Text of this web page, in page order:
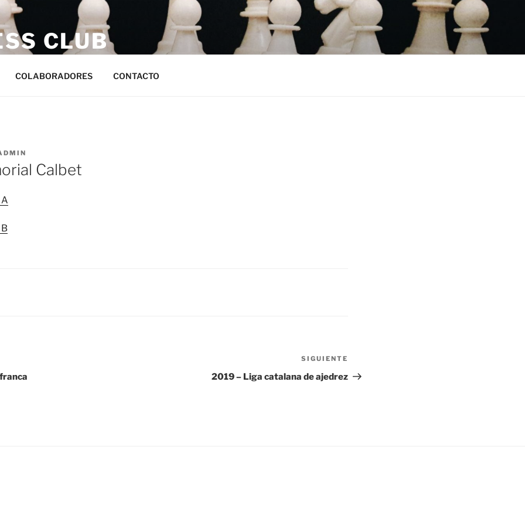
CLUB
COLABORADORES CONTACTO
Calbet
entrada
SIGUIENTE
2019 – Liga catalana de ajedrez